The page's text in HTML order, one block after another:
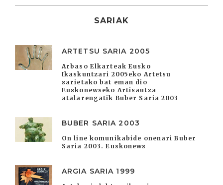
SARIAK
ARTETSU SARIA 2005
Arbaso Elkarteak Eusko
Ikaskuntzari 2005eko Artetsu
sarietako bat eman dio
Euskonewseko Artisautza
atalarengatik Buber Saria 2003
BUBER SARIA 2003
On line komunikabide onenari Buber
Saria 2003. Euskonews
ARGIA SARIA 1999